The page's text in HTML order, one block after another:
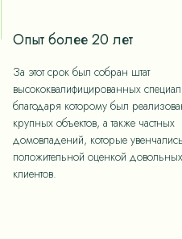
Опыт более 20 лет
За этот срок был собран штат
высококвалифицированных
благодаря которому был
крупных объектов, а также частных
домовладений, которые увенчались
положительной оценкой довольных
клиентов.